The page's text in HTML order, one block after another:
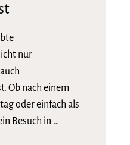
nur
Ob nach einem
oder einfach als
Besuch in …